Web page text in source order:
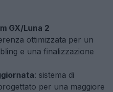
GX/Luna 2
ottimizzata per un
e una finalizzazione
: sistema di
per una maggiore